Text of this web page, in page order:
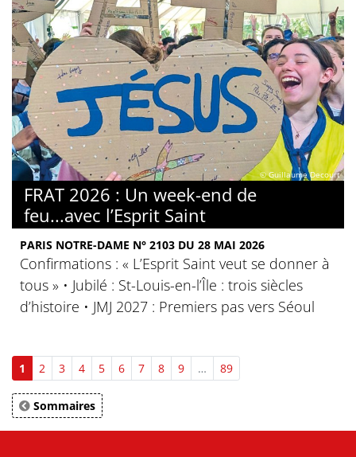
© Guillaume Decourt
FRAT 2026 : Un week-end de
feu...avec l’Esprit Saint
PARIS NOTRE-DAME N° 2103 DU 28 MAI 2026
Confirmations : « L’Esprit Saint veut se donner à
tous » • Jubilé : St-Louis-en-l’Île : trois siècles
d’histoire • JMJ 2027 : Premiers pas vers Séoul
1 2 3 4 5 6 7 8 9 … 89
Sommaires